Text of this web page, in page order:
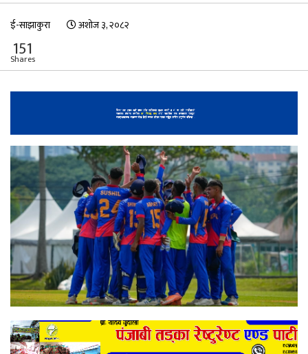
ई-साझाकुरा अशोज ३, २०८२
151
Shares